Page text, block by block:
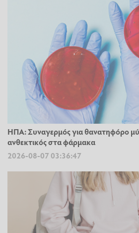
ΗΠΑ: Συναγερμός για θανατηφόρο
ανθεκτικός στα φάρμακα
2026-08-07 03:36:47